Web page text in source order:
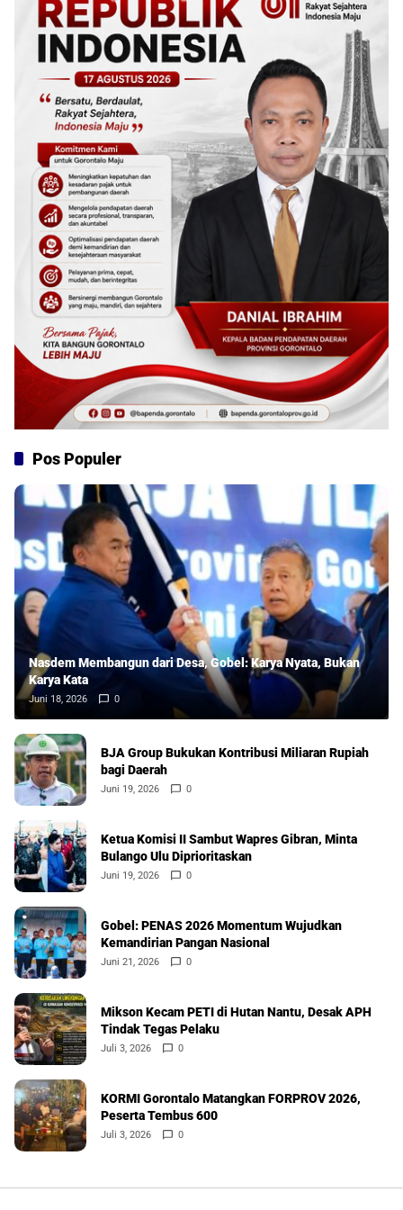
Pos Populer
Nasdem Membangun dari Desa, Gobel: Karya Nyata, Bukan
Karya Kata
Juni 18, 2026 0
BJA Group Bukukan Kontribusi Miliaran Rupiah
bagi Daerah
Juni 19, 2026 0
Ketua Komisi II Sambut Wapres Gibran, Minta
Bulango Ulu Diprioritaskan
Juni 19, 2026 0
Gobel: PENAS 2026 Momentum Wujudkan
Kemandirian Pangan Nasional
Juni 21, 2026 0
Mikson Kecam PETI di Hutan Nantu, Desak APH
Tindak Tegas Pelaku
Juli 3, 2026 0
KORMI Gorontalo Matangkan FORPROV 2026,
Peserta Tembus 600
Juli 3, 2026 0